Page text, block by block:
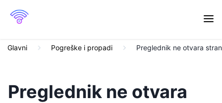
Glavni Pogreške i propadi Preglednik ne otvara
Preglednik ne otvara